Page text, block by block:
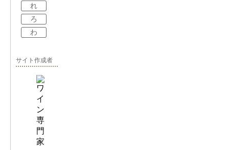
れ
ろ
わ
サイト作成者